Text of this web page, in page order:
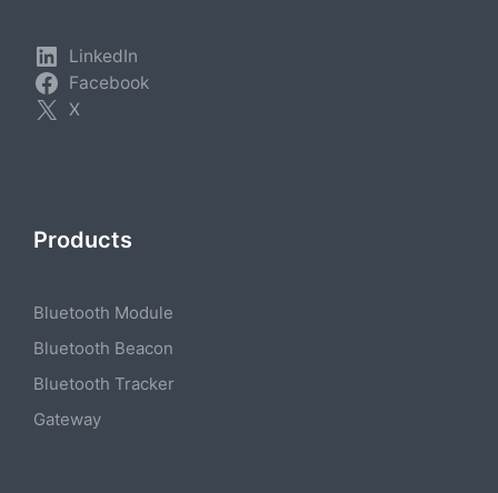
ジ
送
LinkedIn
Facebook
X
Products
Bluetooth Module
Bluetooth Beacon
Bluetooth Tracker
Gateway